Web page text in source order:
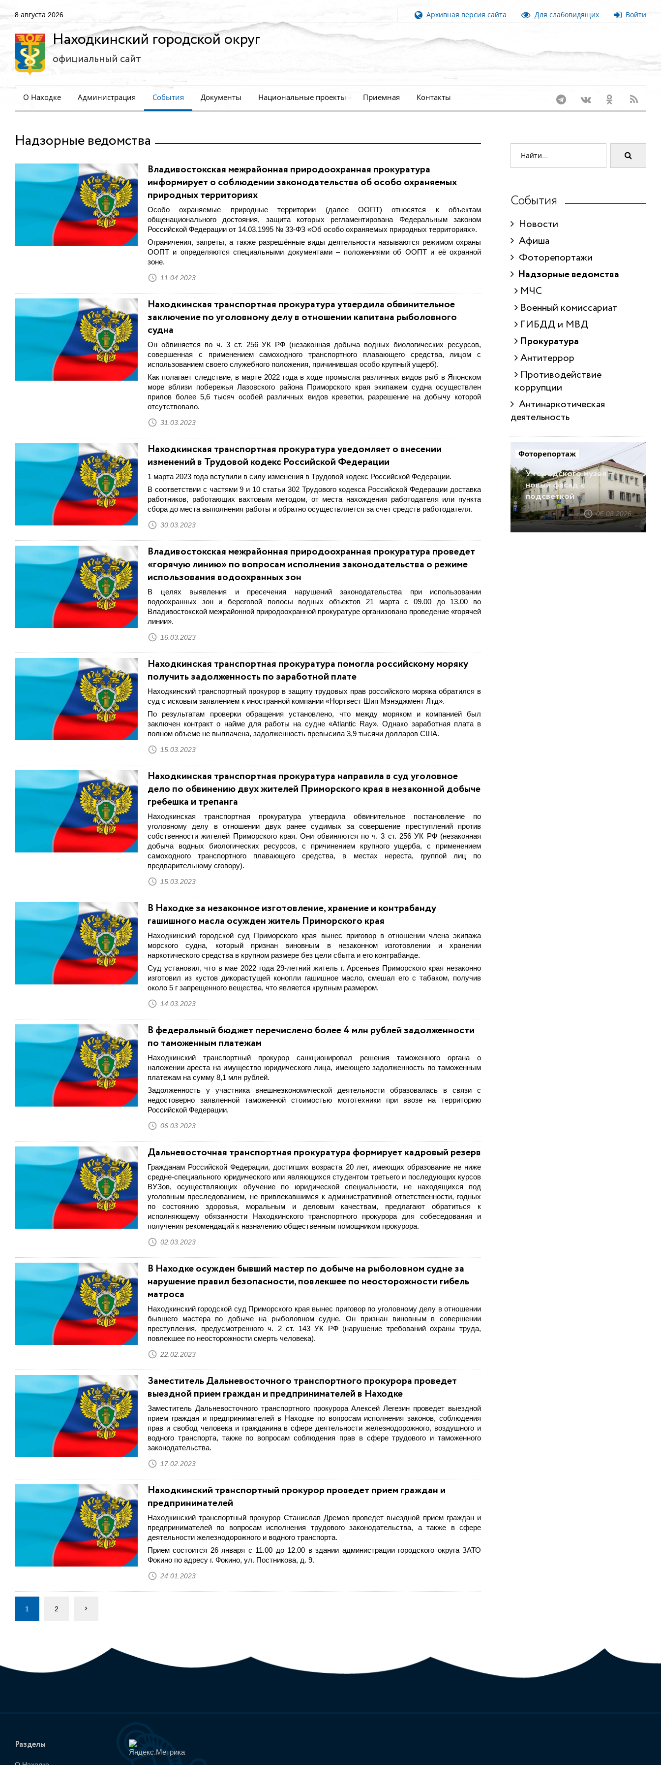
8 августа 2026 Архивная версия сайта Для слабовидящих Войти
Находкинский городской округ
официальный сайт
О Находке Администрация События Документы Национальные проекты Приемная Контакты
Надзорные ведомства
Владивостокская межрайонная природоохранная прокуратура
информирует о соблюдении законодательства об особо охраняемых
природных территориях
Особо охраняемые природные территории (далее ООПТ) относятся к объектам
общенационального достояния, защита которых регламентирована Федеральным законом
Российской Федерации от 14.03.1995 № 33-ФЗ «Об особо охраняемых природных территориях».
Ограничения, запреты, а также разрешённые виды деятельности называются режимом охраны
ООПТ и определяются специальными документами – положениями об ООПТ и её охранной
зоне.
11.04.2023
Находкинская транспортная прокуратура утвердила обвинительное
заключение по уголовному делу в отношении капитана рыболовного
судна
Он обвиняется по ч. 3 ст. 256 УК РФ (незаконная добыча водных биологических ресурсов,
совершенная с применением самоходного транспортного плавающего средства, лицом с
использованием своего служебного положения, причинившая особо крупный ущерб).
Как полагает следствие, в марте 2022 года в ходе промысла различных видов рыб в Японском
море вблизи побережья Лазовского района Приморского края экипажем судна осуществлен
прилов более 5,6 тысяч особей различных видов креветки, разрешение на добычу которой
отсутствовало.
31.03.2023
Находкинская транспортная прокуратура уведомляет о внесении
изменений в Трудовой кодекс Российской Федерации
1 марта 2023 года вступили в силу изменения в Трудовой кодекс Российской Федерации.
В соответствии с частями 9 и 10 статьи 302 Трудового кодекса Российской Федерации доставка
работников, работающих вахтовым методом, от места нахождения работодателя или пункта
сбора до места выполнения работы и обратно осуществляется за счет средств работодателя.
30.03.2023
Владивостокская межрайонная природоохранная прокуратура проведет
«горячую линию» по вопросам исполнения законодательства о режиме
использования водоохранных зон
В целях выявления и пресечения нарушений законодательства при использовании
водоохранных зон и береговой полосы водных объектов 21 марта с 09.00 до 13.00 во
Владивостокской межрайонной природоохранной прокуратуре организовано проведение «горячей
линии».
16.03.2023
Находкинская транспортная прокуратура помогла российскому моряку
получить задолженность по заработной плате
Находкинский транспортный прокурор в защиту трудовых прав российского моряка обратился в
суд с исковым заявлением к иностранной компании «Нортвест Шип Мэнэджмент Лтд».
По результатам проверки обращения установлено, что между моряком и компанией был
заключен контракт о найме для работы на судне «Atlantic Ray». Однако заработная плата в
полном объеме не выплачена, задолженность превысила 3,9 тысячи долларов США.
15.03.2023
Находкинская транспортная прокуратура направила в суд уголовное
дело по обвинению двух жителей Приморского края в незаконной добыче
гребешка и трепанга
Находкинская транспортная прокуратура утвердила обвинительное постановление по
уголовному делу в отношении двух ранее судимых за совершение преступлений против
собственности жителей Приморского края. Они обвиняются по ч. 3 ст. 256 УК РФ (незаконная
добыча водных биологических ресурсов, с причинением крупного ущерба, с применением
самоходного транспортного плавающего средства, в местах нереста, группой лиц по
предварительному сговору).
15.03.2023
В Находке за незаконное изготовление, хранение и контрабанду
гашишного масла осужден житель Приморского края
Находкинский городской суд Приморского края вынес приговор в отношении члена экипажа
морского судна, который признан виновным в незаконном изготовлении и хранении
наркотического средства в крупном размере без цели сбыта и его контрабанде.
Суд установил, что в мае 2022 года 29-летний житель г. Арсеньев Приморского края незаконно
изготовил из кустов дикорастущей конопли гашишное масло, смешал его с табаком, получив
около 5 г запрещенного вещества, что является крупным размером.
14.03.2023
В федеральный бюджет перечислено более 4 млн рублей задолженности
по таможенным платежам
Находкинский транспортный прокурор санкционировал решения таможенного органа о
наложении ареста на имущество юридического лица, имеющего задолженность по таможенным
платежам на сумму 8,1 млн рублей.
Задолженность у участника внешнеэкономической деятельности образовалась в связи с
недостоверно заявленной таможенной стоимостью мототехники при ввозе на территорию
Российской Федерации.
06.03.2023
Дальневосточная транспортная прокуратура формирует кадровый резерв
Гражданам Российской Федерации, достигших возраста 20 лет, имеющих образование не ниже
средне-специального юридического или являющихся студентом третьего и последующих курсов
ВУЗов, осуществляющих обучение по юридической специальности, не находящихся под
уголовным преследованием, не привлекавшимся к административной ответственности, годных
по состоянию здоровья, моральным и деловым качествам, предлагают обратиться к
исполняющему обязанности Находкинского транспортного прокурора для собеседования и
получения рекомендаций к назначению общественным помощником прокурора.
02.03.2023
В Находке осужден бывший мастер по добыче на рыболовном судне за
нарушение правил безопасности, повлекшее по неосторожности гибель
матроса
Находкинский городской суд Приморского края вынес приговор по уголовному делу в отношении
бывшего мастера по добыче на рыболовном судне. Он признан виновным в совершении
преступления, предусмотренного ч. 2 ст. 143 УК РФ (нарушение требований охраны труда,
повлекшее по неосторожности смерть человека).
22.02.2023
Заместитель Дальневосточного транспортного прокурора проведет
выездной прием граждан и предпринимателей в Находке
Заместитель Дальневосточного транспортного прокурора Алексей Легезин проведет выездной
прием граждан и предпринимателей в Находке по вопросам исполнения законов, соблюдения
прав и свобод человека и гражданина в сфере деятельности железнодорожного, воздушного и
водного транспорта, также по вопросам соблюдения прав в сфере трудового и таможенного
законодательства.
17.02.2023
Находкинский транспортный прокурор проведет прием граждан и
предпринимателей
Находкинский транспортный прокурор Станислав Дремов проведет выездной прием граждан и
предпринимателей по вопросам исполнения трудового законодательства, а также в сфере
деятельности железнодорожного и водного транспорта.
Прием состоится 26 января с 11.00 до 12.00 в здании администрации городского округа ЗАТО
Фокино по адресу г. Фокино, ул. Постникова, д. 9.
24.01.2023
1 2
События
Новости
Афиша
Фоторепортажи
Надзорные ведомства
МЧС
Военный комиссариат
ГИБДД и МВД
Прокуратура
Антитеррор
Противодействие
коррупции
Антинаркотическая
деятельность
Фоторепортаж
У городского музея –
новый фасад с
подсветкой
05.08.2026
Разделы